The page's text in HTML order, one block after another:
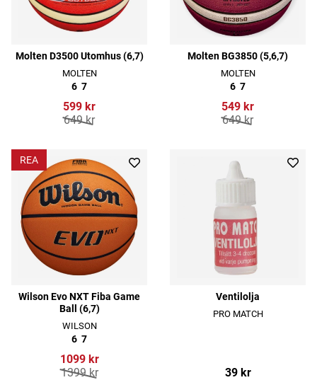
Molten D3500 Utomhus (6,7)
MOLTEN
6 7
599 kr
649 kr
Molten BG3850 (5,6,7)
MOLTEN
6 7
549 kr
649 kr
REA
Wilson Evo NXT Fiba Game
Ball (6,7)
WILSON
6 7
1099 kr
1399 kr
Ventilolja
PRO MATCH
39 kr